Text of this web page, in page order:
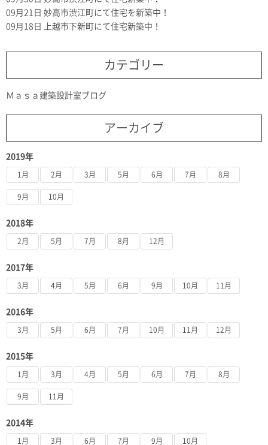
09月21日 妙高市渋江町にて住宅を新築中！
09月18日
上越市下新町にて住宅新築中！
カテゴリー
Ｍａｓａ建築設計室ブログ
アーカイブ
2019年
1月 2月 3月 5月 6月 7月 8月
9月 10月
2018年
2月 5月 7月 8月 12月
2017年
3月 4月 5月 6月 9月 10月 11月
2016年
3月 5月 6月 7月 10月 11月 12月
2015年
1月 3月 4月 5月 6月 7月 8月
9月 11月
2014年
1月 3月 6月 7月 9月 10月